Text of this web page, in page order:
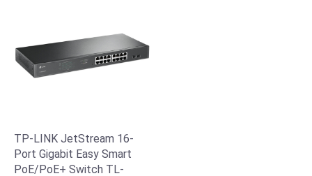
TP-LINK JetStream 16-
Port Gigabit Easy Smart
PoE/PoE+ Switch TL-